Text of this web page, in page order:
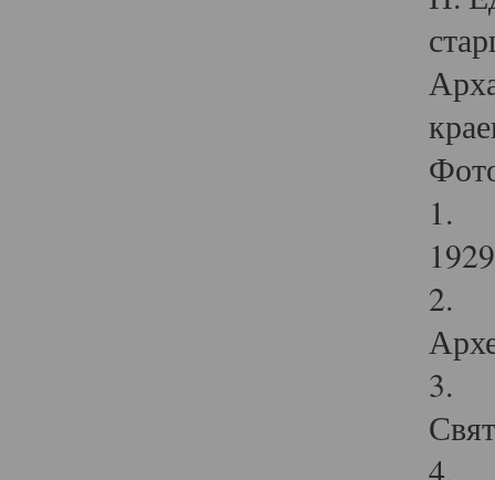
1.
2.
3.
4.